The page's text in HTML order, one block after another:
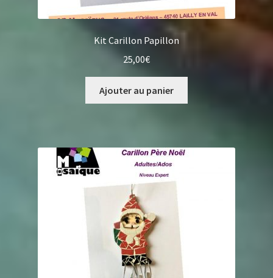
Kit Carillon Papillon
25,00€
Ajouter au panier